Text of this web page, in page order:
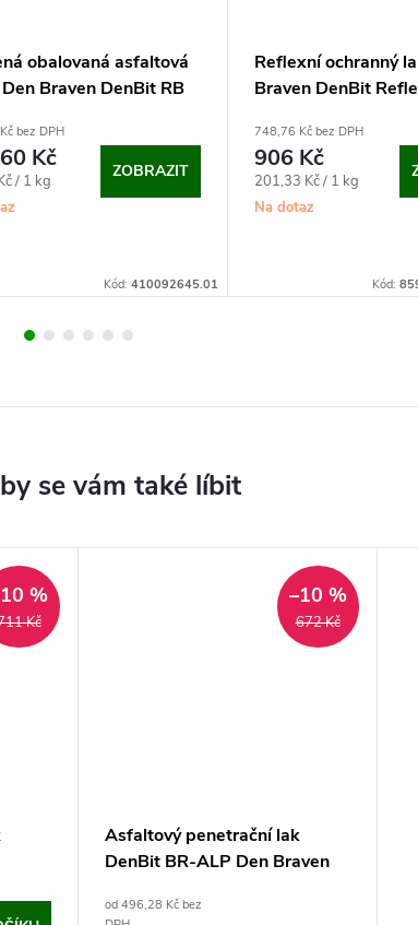
obalovaná asfaltová
Braven DenBit RB
bez DPH
Kč
/ 1 kg
ZOBRAZIT
Kód: 410092645.01
Reflexní ochranný
Braven DenBit
748,76 Kč bez DPH
906 Kč
Měrná
cena:
201,33 Kč / 1 kg
Na dotaz
Kód:
Kč
%
672 Kč
–10 %
Asfaltový penetrační lak
DenBit BR-ALP Den Braven
od 496,28 Kč bez